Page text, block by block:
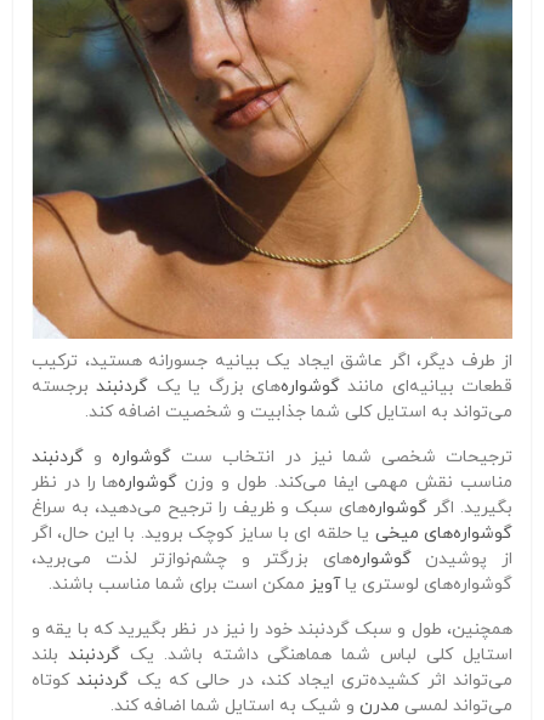
از طرف دیگر، اگر عاشق ایجاد یک بیانیه جسورانه هستید، ترکیب
قطعات بیانیه‌ای مانندگوشواره‌های بزرگ یا یک گردنبندبرجسته
می‌تواند به استایل کلی شما جذابیت و شخصیت اضافه کند.
ترجیحات شخصی شما نیز در انتخاب ست گوشوارهو گردنبند
مناسب نقش مهمی ایفا می‌کند. طول و وزن گوشواره‌ها را در نظر
بگیرید. اگر گوشواره‌های سبک و ظریف را ترجیح می‌دهید، به سراغ
گوشواره‌های میخی یا حلقه‌ ای با سایز کوچک بروید. با این حال، اگر
از پوشیدنگوشواره‌های بزرگتر و چشم‌نوازتر لذت می‌برید،
گوشواره‌های لوستری یاآویز ممکن است برای شما مناسب باشند.
همچنین، طول و سبک گردنبند خود را نیز در نظر بگیرید که با یقه و
استایل کلی لباس شما هماهنگی داشته باشد. یکگردنبند بلند
می‌تواند اثر کشیده‌تری ایجاد کند، در حالی که یک گردنبندکوتاه
می‌تواند لمسی مدرن و شیک به استایل شما اضافه کند.